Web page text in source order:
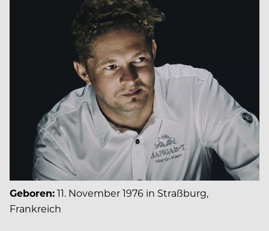
Geboren:11. November 1976 in Straßburg,
Frankreich